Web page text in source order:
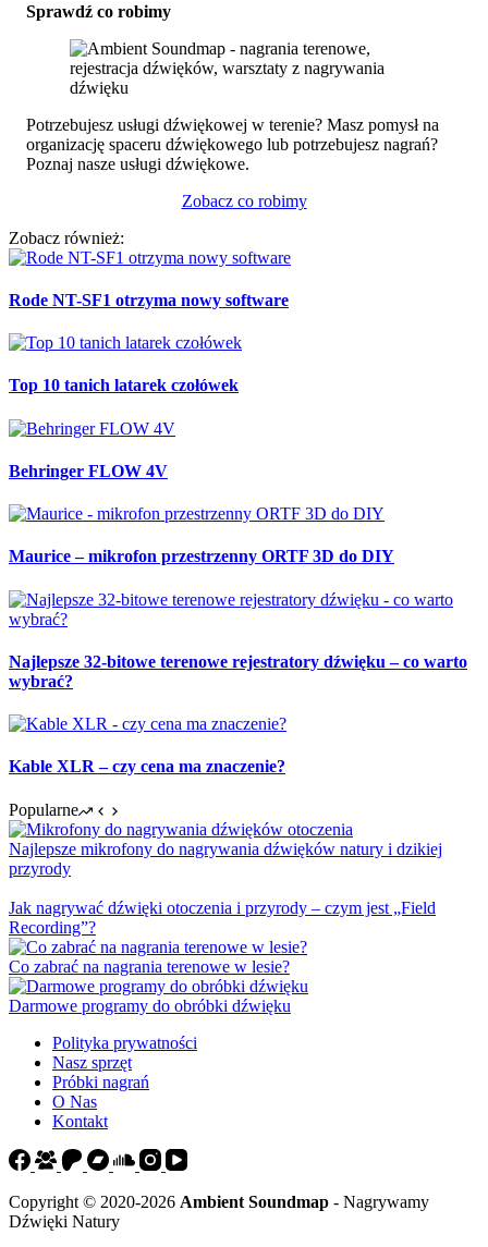
Sprawdź co robimy
Potrzebujesz usługi dźwiękowej w terenie? Masz pomysł na
organizację spaceru dźwiękowego lub potrzebujesz nagrań?
Poznaj nasze usługi dźwiękowe.
Zobacz co robimy
Zobacz również:
Rode NT-SF1 otrzyma nowy software
Top 10 tanich latarek czołówek
Behringer FLOW 4V
Maurice – mikrofon przestrzenny ORTF 3D do DIY
Najlepsze 32-bitowe terenowe rejestratory dźwięku – co warto
wybrać?
Kable XLR – czy cena ma znaczenie?
Popularne
Najlepsze mikrofony do nagrywania dźwięków natury i dzikiej
przyrody
Jak nagrywać dźwięki otoczenia i przyrody – czym jest „Field
Recording”?
Co zabrać na nagrania terenowe w lesie?
Darmowe programy do obróbki dźwięku
Polityka prywatności
Nasz sprzęt
Próbki nagrań
O Nas
Kontakt
Copyright © 2020-2026 Ambient Soundmap - Nagrywamy
Dźwięki Natury